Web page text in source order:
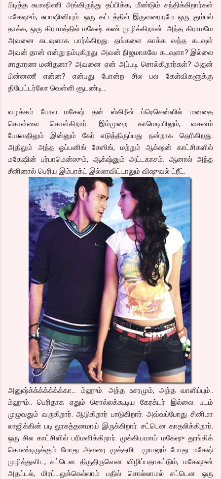
பிடித்த சுபாஷிணி அங்கிருந்து தப்பிக்க, மீண்டும் சந்திக்கிறார்கள்
மகேஷும், சுபாஷினியும். ஒரு கட்டத்தில் இருவரையுமே ஒரு கும்பல்
தாக்க, ஒரு கிராமத்தில் மகேஷ் கண் முழிக்கிறான். அந்த கிராமமே
அவனை கடவுளாக பார்க்கிறது. தங்களை காக்க வந்த கடவுள்
அவன் தான் என்று நம்புகிறது. அவன் நிஜமாகவே கடவுளா? இல்லை
சாதாரண மனிதனா? அவனை ஏன் அப்படி சொல்கிறார்கள்? அதன்
பின்னணீ என்ன? என்பது போன்ற சில பல கேள்விகளூக்கு
தியேட்டர்லோ வெள்ளி சூடண்டி…
வழக்கம் போல மகேஷ் தன் ஸ்கிரீன் ப்ரெசென்ஸில் மனதை
கொள்ளை கொள்கிறார். இம்முறை காமெடியிலும், வசனம்
பேசுவதிலும் இன்னும் கேர் எடுத்திருப்பது நன்றாக தெரிகிறது.
அதிலும் அந்த ஓப்பனிங் சேஸிங், மற்றும் ஆக்‌ஷன் காட்சிகளில்
மகேஷின் பர்பாமென்ஸும், ஆக்‌ஷ்னும் அட்டகாசம். ஆனால் அந்த
சீனினால் பெரிய இம்பாக்ட் இல்லாவிட்டாலும் விஷுவல் ட்ரீட்.
அனுஷ்க்க்க்க்க்க்க்கா… ம்ஹும். அந்த உசரமும், அந்த வாளிப்பும்..
ம்ஹும்.. பெரிதாக ஏதும் சொல்லக்கூடிய கேரக்டர் இல்லை. படம்
முழுவதும் வருகிறார். ஆடுகிறார் பாடுகிறார். அவ்வப்போது சினிமா
லாஜிக்கின் படி லூசுத்தனமாய் இருக்கிறார். சட்டென காதலிக்கிறார்.
ஒரு சில காட்சிளில் பரிமளிக்கிறார். முக்கியமாய் மகேஷு தூங்கிக்
கொண்டிருக்கும் போது அவரை முத்தமிட முயலும் போது மகேஷ்
முழித்துவிட, சட்டென திருதிருவென விழிப்பதாகட்டும், மகேஷுன்
அதட்டல், மிரட்டலுக்கெல்லாம் பதில் சொல்லாமல் சட்டென ஒரு